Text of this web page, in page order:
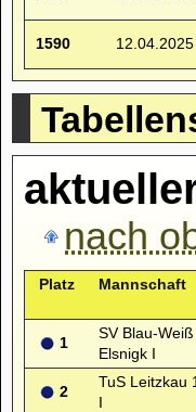
1590 12.04.2025
nach
Platz Mannschaft
1
SV Blau-Weiß
Elsnigk I
2
TuS Leitzkau
I